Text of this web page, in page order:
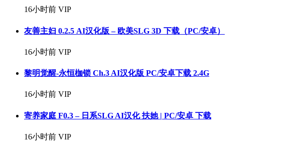
16小时前 VIP
友善主妇 0.2.5 AI汉化版 – 欧美SLG 3D 下载（PC/安卓）
16小时前 VIP
黎明觉醒-永恒枷锁 Ch.3 AI汉化版 PC/安卓下载 2.4G
16小时前 VIP
寄养家庭 F0.3 – 日系SLG AI汉化 扶她 | PC/安卓 下载
16小时前 VIP